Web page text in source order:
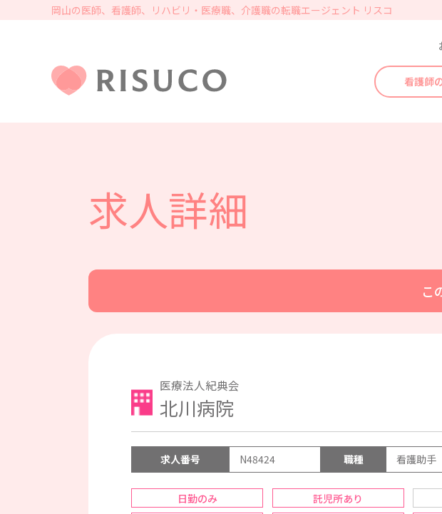
岡山の医師、看護師、リハビリ・医療職、介護職の転職エージェント リスコ
看護師
求人詳細
こ
医療法人紀典会
北川病院
求人番号 N48424 職種 看護助手
日勤のみ 託児所あり